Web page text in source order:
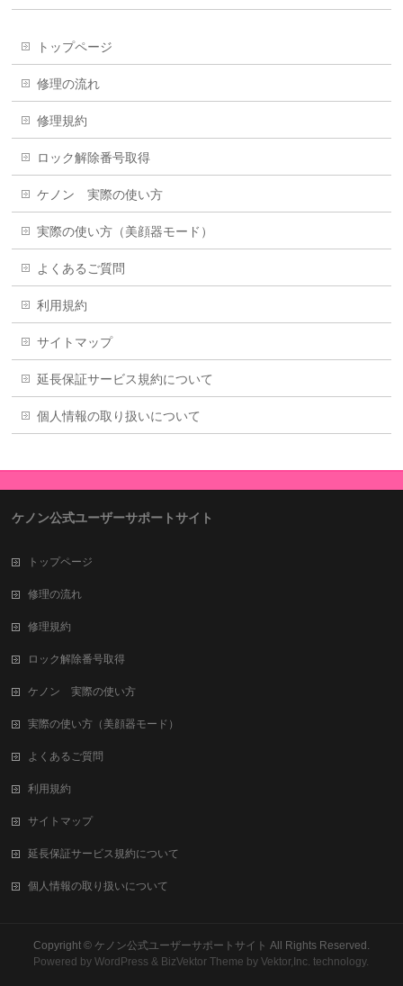
トップページ
修理の流れ
修理規約
ロック解除番号取得
ケノン 実際の使い方
実際の使い方（美顔器モード）
よくあるご質問
利用規約
サイトマップ
延長保証サービス規約について
個人情報の取り扱いについて
ケノン公式ユーザーサポートサイト
トップページ
修理の流れ
修理規約
ロック解除番号取得
ケノン 実際の使い方
実際の使い方（美顔器モード）
よくあるご質問
利用規約
サイトマップ
延長保証サービス規約について
個人情報の取り扱いについて
Copyright © ケノン公式ユーザーサポートサイト All Rights Reserved.
Powered byWordPress & BizVektor Theme by Vektor,Inc. technology.